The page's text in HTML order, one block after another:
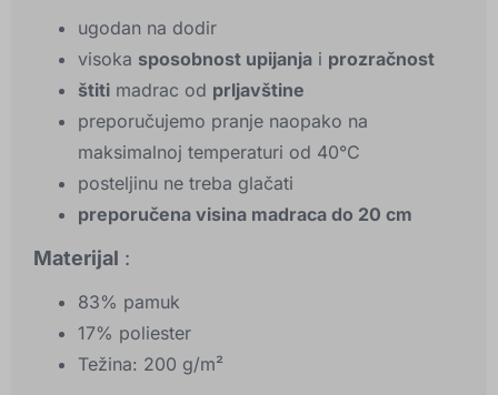
ugodan na dodir
visoka sposobnost upijanja i prozračnost
štiti madrac od prljavštine
preporučujemo pranje naopako na
maksimalnoj temperaturi od 40°C
posteljinu ne treba glačati
preporučena visina madraca do 20 cm
Materijal :
83% pamuk
17% poliester
Težina: 200 g/m²